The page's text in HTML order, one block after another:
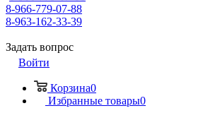
8-966-779-07-88
8-963-162-33-39
Задать вопрос
Войти
Корзина0
Избранные товары0